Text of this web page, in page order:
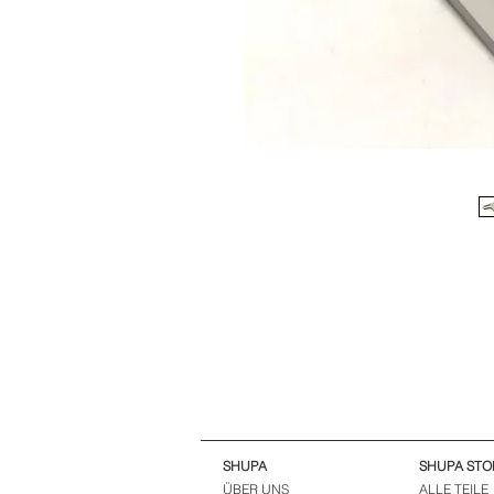
SHUPA
ÜBER UNS
SHUPA
ALLE TEILE